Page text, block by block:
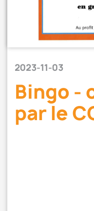
2023-11-03
Bingo -
par le